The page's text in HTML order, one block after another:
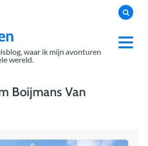
waar ik mijn avonturen
wereld.
Boijmans Van